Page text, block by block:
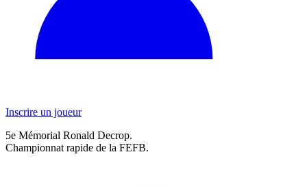
Inscrire un joueur
5e Mémorial Ronald Decrop.
Championnat rapide de la FEFB.